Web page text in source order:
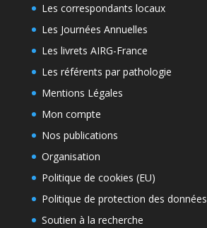
Les correspondants locaux
Les Journées Annuelles
Les livrets AIRG-France
Les référents par pathologie
Mentions Légales
Mon compte
Nos publications
Organisation
Politique de cookies (EU)
Politique de protection des données
Soutien à la recherche